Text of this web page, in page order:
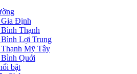
Gia Định
Thạnh
Lợi Trung
Mỹ Tây
Quới
bật